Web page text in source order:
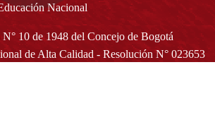
Nacional
10 de 1948 del Concejo de Bogotá
de Alta Calidad - Resolución N° 023653